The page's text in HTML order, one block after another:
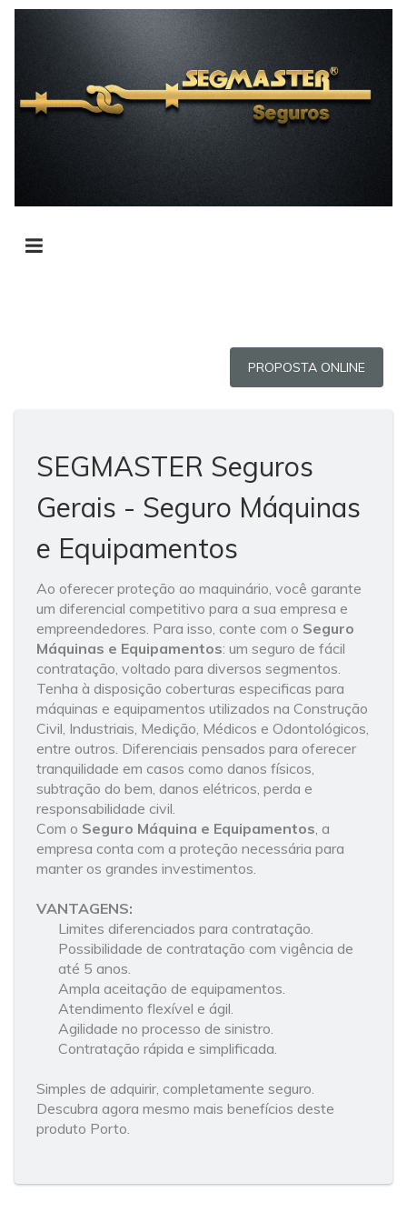
PROPOSTA ONLINE
SEGMASTER Seguros
Gerais - Seguro Máquinas
e Equipamentos
Ao oferecer proteção ao maquinário, você garante
um diferencial competitivo para a sua empresa e
empreendedores. Para isso, conte com o Seguro
Máquinas e Equipamentos: um seguro de fácil
contratação, voltado para diversos segmentos.
Tenha à disposição coberturas especificas para
máquinas e equipamentos utilizados na Construção
Civil, Industriais, Medição, Médicos e Odontológicos,
entre outros. Diferenciais pensados para oferecer
tranquilidade em casos como danos físicos,
subtração do bem, danos elétricos, perda e
responsabilidade civil.
Com o Seguro Máquina e Equipamentos, a
empresa conta com a proteção necessária para
manter os grandes investimentos.
VANTAGENS:
Limites diferenciados para contratação.
Possibilidade de contratação com vigência de
até 5 anos.
Ampla aceitação de equipamentos.
Atendimento flexível e ágil.
Agilidade no processo de sinistro.
Contratação rápida e simplificada.
Simples de adquirir, completamente seguro.
Descubra agora mesmo mais benefícios deste
produto Porto.